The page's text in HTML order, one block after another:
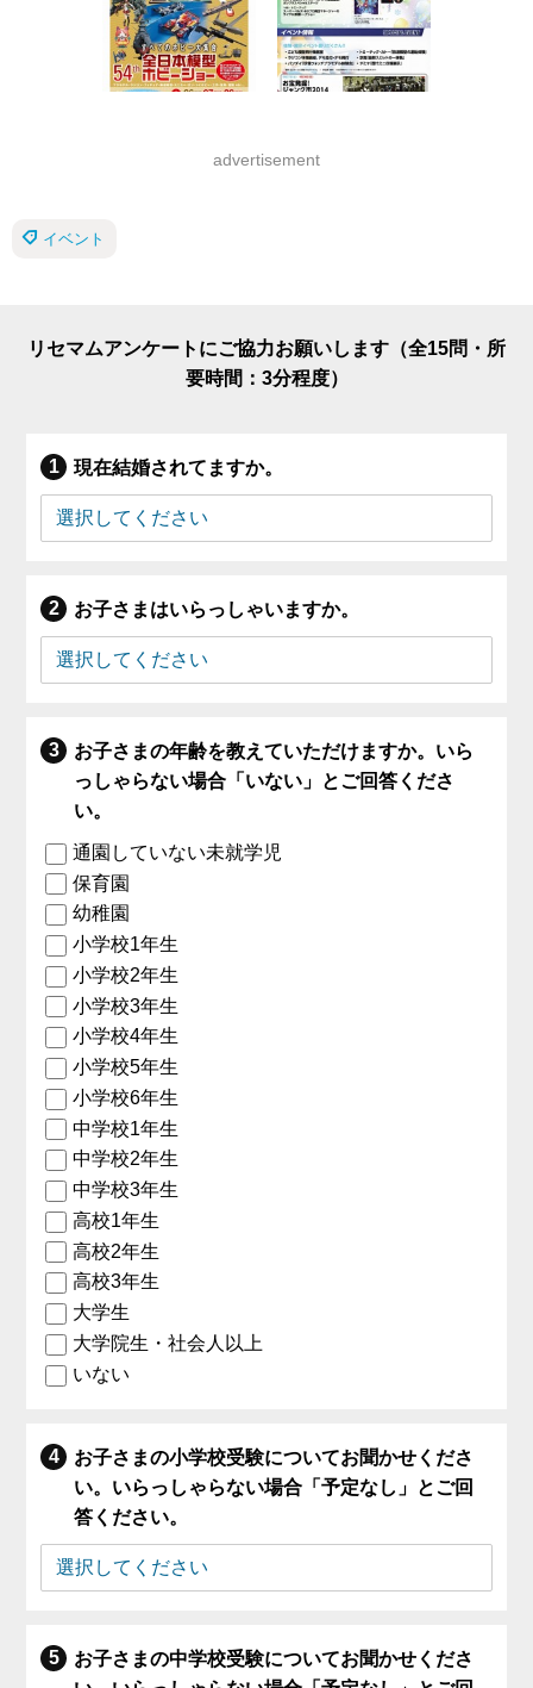
advertisement
イベント
リセマムアンケートにご協力お願いします（全15問・所
要時間：3分程度）
現在結婚されてますか。
お子さまはいらっしゃいますか。
お子さまの年齢を教えていただけますか。いら
っしゃらない場合「いない」とご回答くださ
い。
通園していない未就学児
保育園
幼稚園
小学校1年生
小学校2年生
小学校3年生
小学校4年生
小学校5年生
小学校6年生
中学校1年生
中学校2年生
中学校3年生
高校1年生
高校2年生
高校3年生
大学生
大学院生・社会人以上
いない
お子さまの小学校受験についてお聞かせくださ
い。いらっしゃらない場合「予定なし」とご回
答ください。
お子さまの中学校受験についてお聞かせくださ